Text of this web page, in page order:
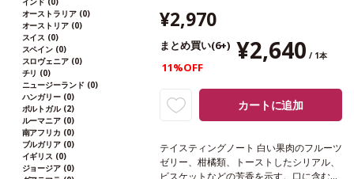
オーストラリア (0)
オーストリア (0)
スイス (0)
スペイン (0)
スロヴェニア (0)
チリ (0)
ニュージーランド (0)
ハンガリー (0)
ポルトガル (2)
ルーマニア (0)
南アフリカ (0)
ブルガリア (0)
イギリス (0)
ジョージア (0)
¥2,970
まとめ買い(6+) ¥2,640 / 1本
11%OFF
カートに追加
テイスティングノート 白い果肉のフルーツ
ゼリー、柑橘類、トーストしたシリアル、
ビスケットなどの芳香を示す。口に含む